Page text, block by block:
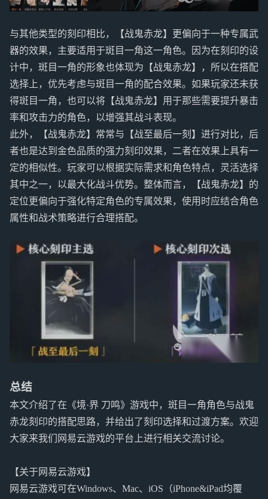
与其他类型的刻印相比，【战鬼赤龙】更偏向于一种专属武
器的效果，主要适用于斑目一角这一角色。因为在刻印的设
计中，斑目一角的形象也体现为【战鬼赤龙】，所以在搭配
选择上，优先考虑与斑目一角的配合效果。如果玩家还未获
得斑目一角，也可以将【战鬼赤龙】用于那些需要提升暴击
率和攻击力的角色，以增强其战斗表现。
此外，【战鬼赤龙】常常与【战至最后一刻】进行对比，后
者也是达到金色品质的强力刻印效果，二者在效果上具有一
定的相似性。玩家可以根据实际需求和角色特点，灵活选择
其中之一，以最大化战斗优势。整体而言，【战鬼赤龙】的
定位更偏向于强化特定角色的专属效果，使用时应结合角色
属性和战术策略进行合理搭配。
总结
本文介绍了在《境·界 刀鸣》游戏中，斑目一角角色与战鬼
赤龙刻印的搭配思路，并给出了刻印选择和过渡方案。欢迎
大家来我们网易云游戏的平台上进行相关交流讨论。
【关于网易云游戏】
网易云游戏可在Windows、Mac、iOS（iPhone&iPad均覆